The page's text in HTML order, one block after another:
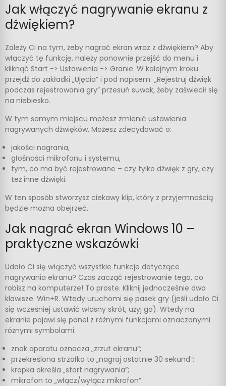
Jak włączyć nagrywanie ekranu z
dźwiękiem?
Zależy Ci na tym, żeby nagrać ekran wraz z dźwiękiem? Aby
włączyć tę funkcję, należy ponownie przejść do menu i
kliknąć Start -> Ustawienia -> Granie. W kolejnym kroku
przejdź do zakładki „Ujęcia” i pod napisem „Rejestruj dźwięk
podczas rejestrowania gry” przesuń suwak, żeby zaświecił się
na niebiesko.
W tym samym miejscu możesz zmienić ustawienia
nagrywanych dźwięków. Możesz zdecydować o:
jakości nagrania,
głośności mikrofonu i systemu,
tym, co ma być rejestrowane – czy tylko dźwięk z gry, czy
też inne dźwięki.
W ten sposób stworzysz ciekawy klip, który z przyjemnością
będzie można obejrzeć.
Jak nagrać ekran Windows 10 –
praktyczne wskazówki
Udało Ci się włączyć wszystkie funkcje dotyczące
nagrywania ekranu? Czas zacząć rejestrowanie tego, co
robisz na komputerze! To proste. Kliknij jednocześnie dwa
klawisze: Win+R. Wtedy uruchomi się pasek gry (jeśli udało Ci
się wcześniej ustawić własny skrót, użyj go). Wtedy na
ekranie pojawi się panel z różnymi funkcjami oznaczonymi
różnymi symbolami:
znak aparatu oznacza „zrzut ekranu”;
przekreślona strzałka to „nagraj ostatnie 30 sekund”;
kropka określa „start nagrywania”;
mikrofon to „włącz/wyłącz mikrofon”.